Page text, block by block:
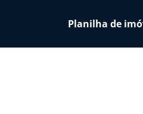
Planilha de